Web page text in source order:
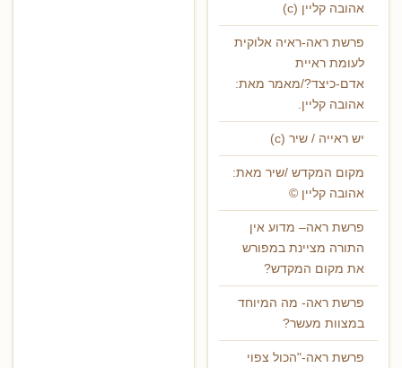
אהובה קליין (c)
פרשת ראה-ראיה אלוקית
לעומת ראיית
אדם-כיצד?/מאמר מאת:
אהובה קליין.
יש ראייה / שיר (c)
מקום המקדש /שיר מאת:
אהובה קליין ©
פרשת ראה– מדוע אין
התורה מציינת במפורש
את מקום המקדש?
פרשת ראה- מה המיוחד
במצוות מעשר?
פרשת ראה-"הכול צפוי